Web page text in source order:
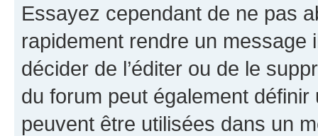
Essayez cependant de ne pas
rapidement rendre un message
décider de l’éditer ou de le
du forum peut également définir
peuvent être utilisées dans un